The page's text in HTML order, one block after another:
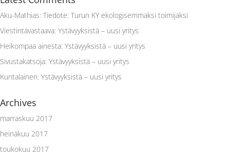
Aku-Mathias: Tiedote: Turun KY ekologisemmaksi toimijaksi
Viestintävastaava: Ystävyyksistä – uusi yritys
Heikompaa ainesta: Ystävyyksistä – uusi yritys
Sivustakatsoja: Ystävyyksistä – uusi yritys
Kuntalainen: Ystävyyksistä – uusi yritys
Archives
marraskuu 2017
heinäkuu 2017
toukokuu 2017